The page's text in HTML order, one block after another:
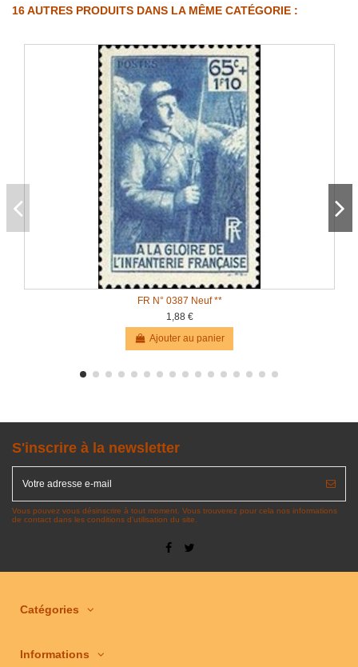
16 AUTRES PRODUITS DANS LA MÊME CATÉGORIE :
FR N° 0387 Neuf **
1,88 €
Ajouter au panier
S'inscrire à la newsletter
Vous pouvez vous désinscrire à tout moment. Vous trouverez pour cela nos informations
de contact dans les conditions d'utilisation du site.
Catégories
Informations